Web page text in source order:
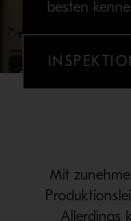
besten
Mit
Allerdings